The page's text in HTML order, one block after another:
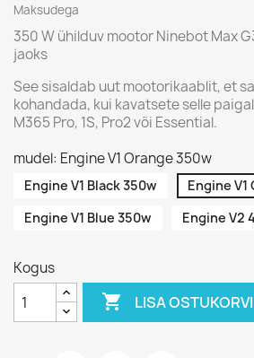
Maksudega
350 W ühilduv mootor Ninebot Max
jaoks
See sisaldab uut mootorikaablit, et
kohandada, kui kavatsete selle
M365 Pro, 1S, Pro2 või Essential.
mudel: Engine V1 Orange 350w
Engine V1 Black 350w
Engine V1
Engine V1 Blue 350w
Engine V2
Kogus
 LISA OSTUKORVI